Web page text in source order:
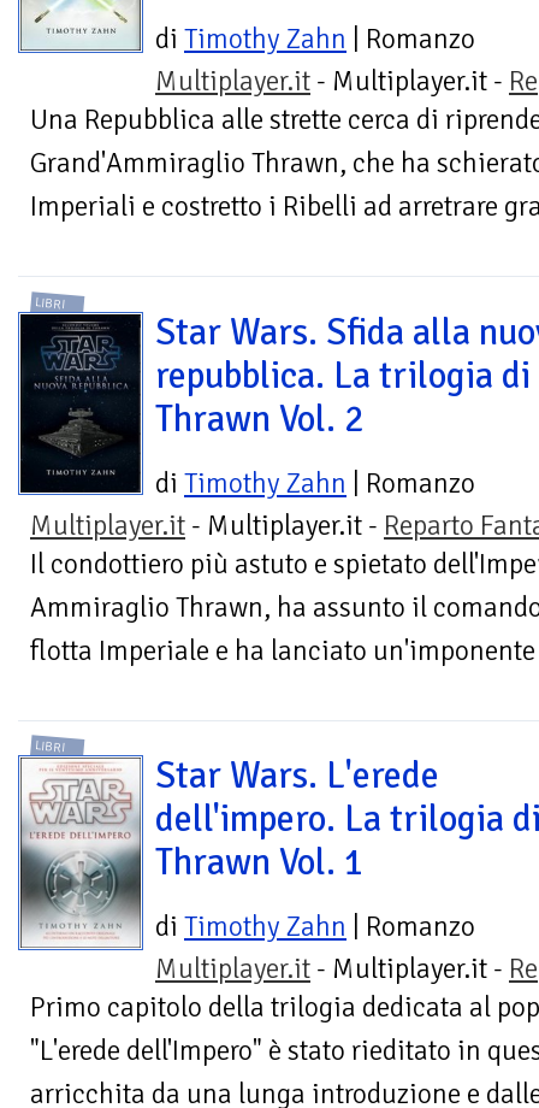
di Timothy Zahn | Romanzo
Multiplayer.it - Multiplayer.it -
Una Repubblica alle strette cerca di
Grand'Ammiraglio Thrawn, che ha
Imperiali e costretto i Ribelli ad arretrare
LIBRI
Star Wars. Sfida alla
repubblica. La trilogia di
Thrawn Vol. 2
di Timothy Zahn | Romanzo
Multiplayer.it - Multiplayer.it - Reparto
Il condottiero più astuto e spietato
Ammiraglio Thrawn, ha assunto il
flotta Imperiale e ha lanciato
LIBRI
Star Wars. L'erede
dell'impero. La trilogia
Thrawn Vol. 1
di Timothy Zahn | Romanzo
Multiplayer.it - Multiplayer.it -
Primo capitolo della trilogia dedicata al
"L'erede dell'Impero" è stato rieditato in
arricchita da una lunga introduzione e